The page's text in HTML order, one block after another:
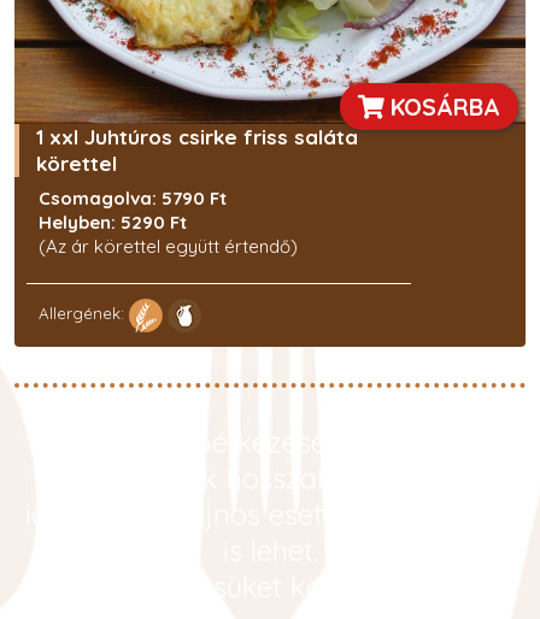
KOSÁRBA
1 xxl Juhtúros csirke friss saláta
körettel
Csomagolva: 5790 Ft
Helyben: 5290 Ft
(Az ár körettel együtt értendő)
Allergének: